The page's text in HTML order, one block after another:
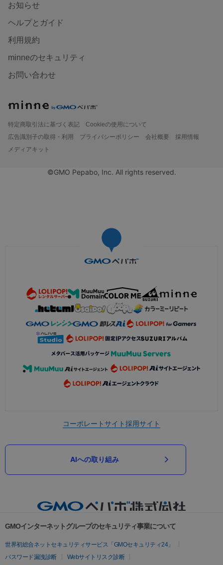
お知らせ
ヘルプとガイド
利用規約
minneのセキュリティ
お問い合わせ
特定商取引法に基づく表記
Cookieの使用について
広告識別子の取得・利用
プライバシーポリシー 会社概要
採用情報
メディアキット
©GMO Pepabo, Inc. All rights reserved.
コーポレートサイト採用サイト
AIへの取り組み
GMOインターネットグループのセキュリティ事業について
世界初総合ネットセキュリティサービス「GMOセキュリティ24」
パスワード漏洩診断
Webサイトリスク診断